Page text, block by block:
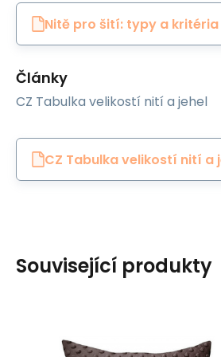
Nitě pro šití: typy a
Články
CZ Tabulka velikostí nití a jehel
CZ Tabulka velikostí nití a
Související produkty
Jiný Kód:
EAN: 8595721059564
Skladem 1 ks